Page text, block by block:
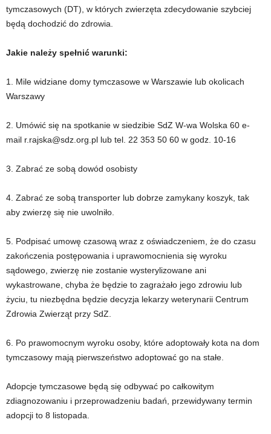
tymczasowych (DT), w których zwierzęta zdecydowanie szybciej
będą dochodzić do zdrowia.
Jakie należy spełnić warunki:
1. Mile widziane domy tymczasowe w Warszawie lub okolicach
Warszawy
2. Umówić się na spotkanie w siedzibie SdZ W-wa Wolska 60 e-
mail r.rajska@sdz.org.pl lub tel. 22 353 50 60 w godz. 10-16
3. Zabrać ze sobą dowód osobisty
4. Zabrać ze sobą transporter lub dobrze zamykany koszyk, tak
aby zwierzę się nie uwolniło.
5. Podpisać umowę czasową wraz z oświadczeniem, że do czasu
zakończenia postępowania i uprawomocnienia się wyroku
sądowego, zwierzę nie zostanie wysterylizowane ani
wykastrowane, chyba że będzie to zagrażało jego zdrowiu lub
życiu, tu niezbędna będzie decyzja lekarzy weterynarii Centrum
Zdrowia Zwierząt przy SdZ.
6. Po prawomocnym wyroku osoby, które adoptowały kota na dom
tymczasowy mają pierwszeństwo adoptować go na stałe.
Adopcje tymczasowe będą się odbywać po całkowitym
zdiagnozowaniu i przeprowadzeniu badań, przewidywany termin
adopcji to 8 listopada.